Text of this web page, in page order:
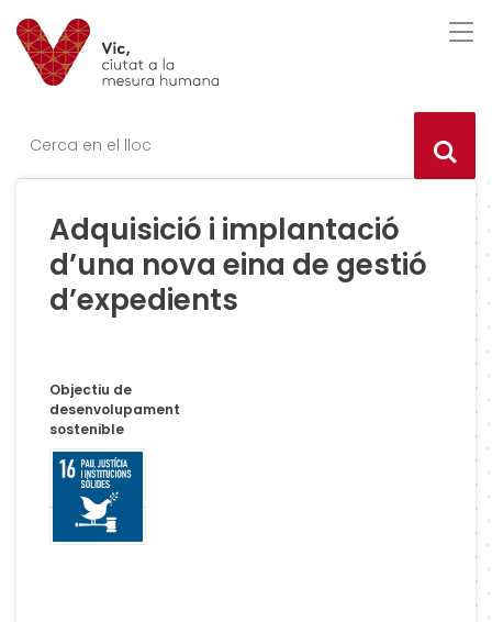
Saltar al contingut
Saltar a la navegació
Informació de contacte
Adquisició i implantació
d’una nova eina de gestió
d’expedients
Objectiu de
desenvolupament
sostenible